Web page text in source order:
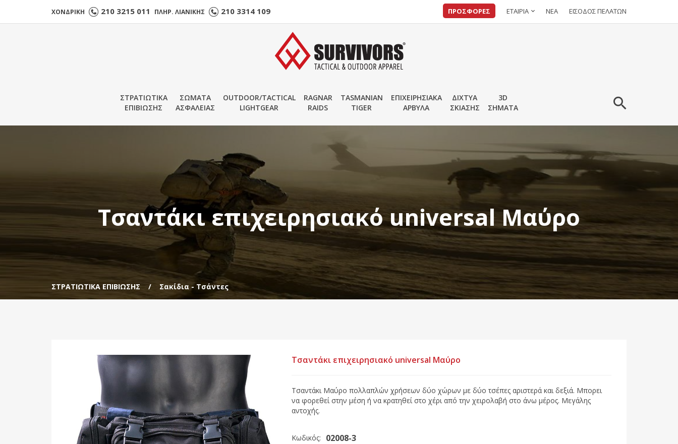
ΧΟΝΔΡΙΚΗ 210 3215 011 ΠΛΗΡ. ΛΙΑΝΙΚΗΣ 210 3314 109 ΠΡΟΣΦΟΡΕΣ ΕΤΑΙΡΙΑ ΝΕΑ ΕΙΣΟΔΟΣ ΠΕΛΑΤΩΝ
ΣΤΡΑΤΙΩΤΙΚΑ
ΕΠΙΒΙΩΣΗΣ
ΣΩΜΑΤΑ
ΑΣΦΑΛΕΙΑΣ
OUTDOOR/TACTICAL
LIGHTGEAR
RAGNAR
RAIDS
TASMANIAN
TIGER
ΕΠΙΧΕΙΡΗΣΙΑΚΑ
ΑΡΒΥΛΑ
ΔΙΧΤΥΑ
ΣΚΙΑΣΗΣ
3D
ΣΗΜΑΤΑ
Τσαντάκι επιχειρησιακό universal Μαύρο
ΣΤΡΑΤΙΩΤΙΚΑ ΕΠΙΒΙΩΣΗΣ Σακίδια - Τσάντες
Τσαντάκι επιχειρησιακό universal Μαύρο
Τσαντάκι Μαύρο πολλαπλών χρήσεων δύο χώρων με δύο τσέπες αριστερά και δεξιά. Μπορει
να φορεθεί στην μέση ή να κρατηθεί στο χέρι από την χειρολαβή στο άνω μέρος. Μεγάλης
αντοχής.
Κωδικός: 02008-3